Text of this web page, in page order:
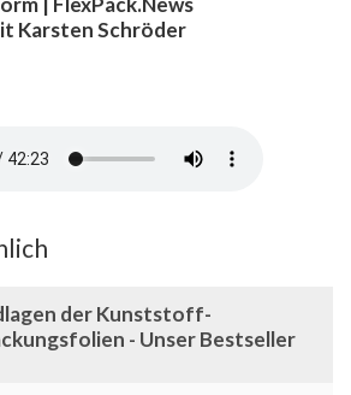
Karsten Schröder
der Kunststoff-
- Unser Bestseller